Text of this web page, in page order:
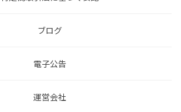
ブログ
電子公告
運営会社